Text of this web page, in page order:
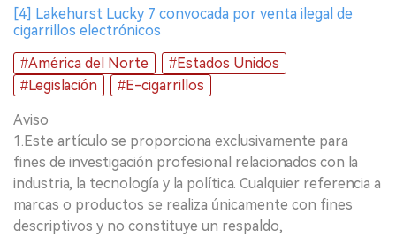
[4] Lakehurst Lucky 7 convocada por venta ilegal de
cigarrillos electrónicos
#América del Norte
#Estados Unidos
#Legislación
#E-cigarrillos
Aviso
1.Este artículo se proporciona exclusivamente para
fines de investigación profesional relacionados con la
industria, la tecnología y la política. Cualquier referencia a
marcas o productos se realiza únicamente con fines
descriptivos y no constituye un respaldo,